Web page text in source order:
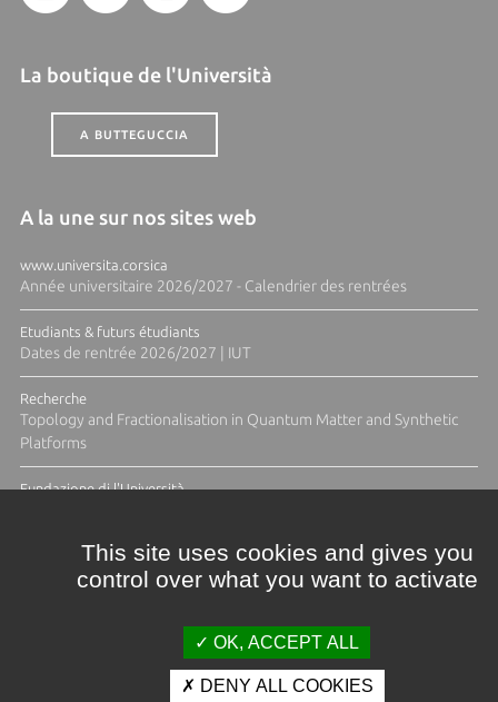
La boutique de l'Università
A BUTTEGUCCIA
A la une sur nos sites web
www.universita.corsica
Année universitaire 2026/2027 - Calendrier des rentrées
Etudiants & futurs étudiants
Dates de rentrée 2026/2027 | IUT
Recherche
Topology and Fractionalisation in Quantum Matter and Synthetic
Platforms
Fundazione di l'Università
This site uses cookies and gives you
control over what you want to activate
OK, ACCEPT ALL
DENY ALL COOKIES